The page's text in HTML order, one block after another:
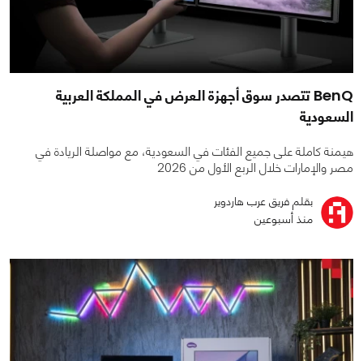
BenQ تتصدر سوق أجهزة العرض في المملكة العربية
السعودية
هيمنة كاملة على جميع الفئات في السعودية، مع مواصلة الريادة في
مصر والإمارات خلال الربع الأول من 2026
بقلم فريق عرب هاردوير
منذ أسبوعين